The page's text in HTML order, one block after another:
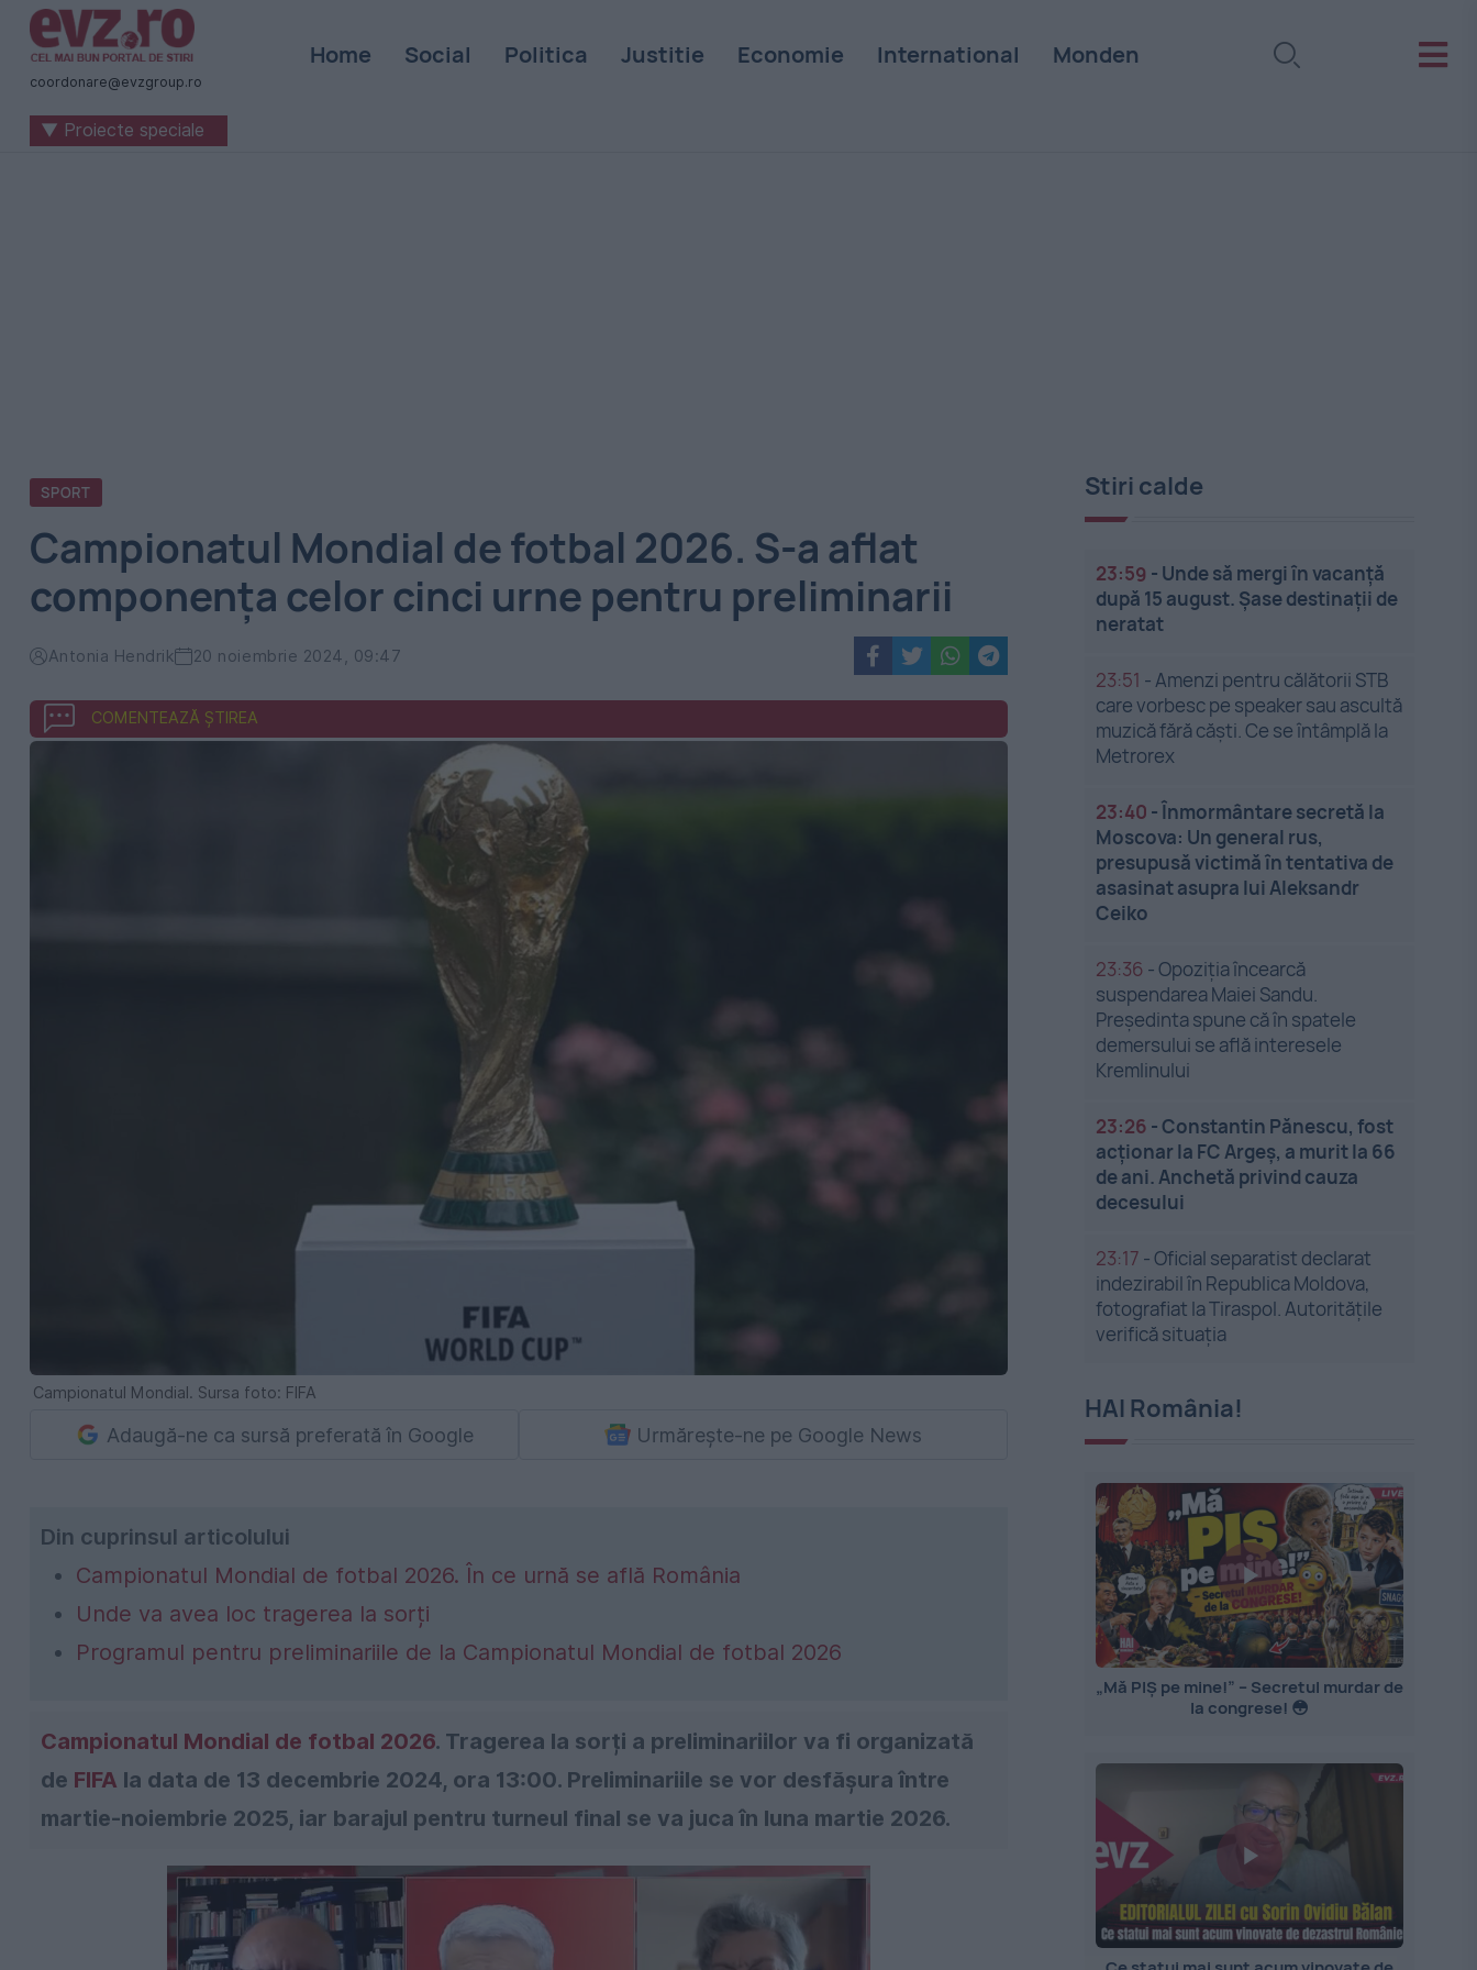
Știri
naționale
internaționale
coordonare@evzgroup.ro
Home Social Politica Justitie Economie International Monden
▼ Proiecte speciale
SPORT
Campionatul Mondial de fotbal 2026. S-a aflat
componența celor cinci urne pentru preliminarii
Antonia Hendrik 20 noiembrie 2024, 09:47
COMENTEAZĂ ȘTIREA
Campionatul Mondial. Sursa foto: FIFA
Adaugă-ne ca sursă preferată în Google Urmărește-ne pe Google News
Din cuprinsul articolului
Campionatul Mondial de fotbal 2026. În ce urnă se află România
Unde va avea loc tragerea la sorți
Programul pentru preliminariile de la Campionatul Mondial de fotbal 2026
Campionatul Mondial de fotbal 2026. Tragerea la sorți a preliminariilor va fi organizată
de FIFA la data de 13 decembrie 2024, ora 13:00. Preliminariile se vor desfășura între
martie-noiembrie 2025, iar barajul pentru turneul final se va juca în luna martie 2026.
Stiri calde
23:59 - Unde să mergi în vacanță
după 15 august. Șase destinații de
neratat
23:51 -Amenzi pentru călătorii STB
care vorbesc pe speaker sau ascultă
muzică fără căști. Ce se întâmplă la
Metrorex
23:40 -Înmormântare secretă la
Moscova: Un general rus,
presupusă victimă în tentativa de
asasinat asupra lui Aleksandr
Ceiko
23:36 -Opoziția încearcă
suspendarea Maiei Sandu.
Președinta spune că în spatele
demersului se află interesele
Kremlinului
23:26 -Constantin Pănescu, fost
acționar la FC Argeș, a murit la 66
de ani. Anchetă privind cauza
decesului
23:17 -Oficial separatist declarat
indezirabil în Republica Moldova,
fotografiat la Tiraspol. Autoritățile
verifică situația
HAI România!
„Mă PIȘ pe mine!” – Secretul murdar de
la congrese! 😳